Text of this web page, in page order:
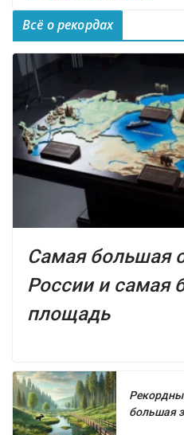
Всё о рекордах
Самая большая
России и самая
площадь
большая